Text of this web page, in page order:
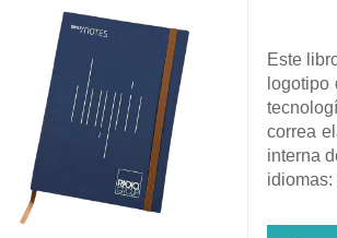
Este
correa
interna
idiomas: